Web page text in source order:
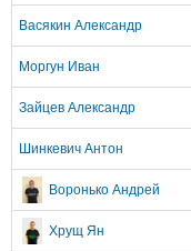
Васякин Александр
Моргун Иван
Зайцев Александр
Шинкевич Антон
Воронько Андрей
Хрущ Ян